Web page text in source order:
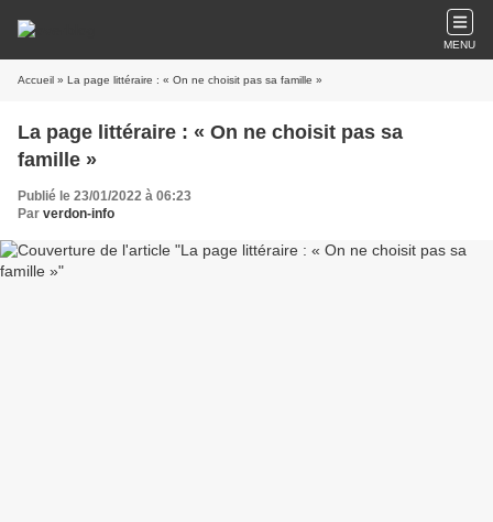
MENU
Accueil » La page littéraire : « On ne choisit pas sa famille »
La page littéraire : « On ne choisit pas sa
famille »
Publié le 23/01/2022 à 06:23
Par verdon-info